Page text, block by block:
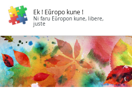
Ek ! Eŭropo kune !
Ni faru Eŭropon kune, libere,
juste